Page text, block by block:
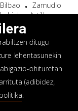
Bilbao
Zamudio
Astillero
ditugu
lehentasunekin
ohituretan
(adibidez,
.